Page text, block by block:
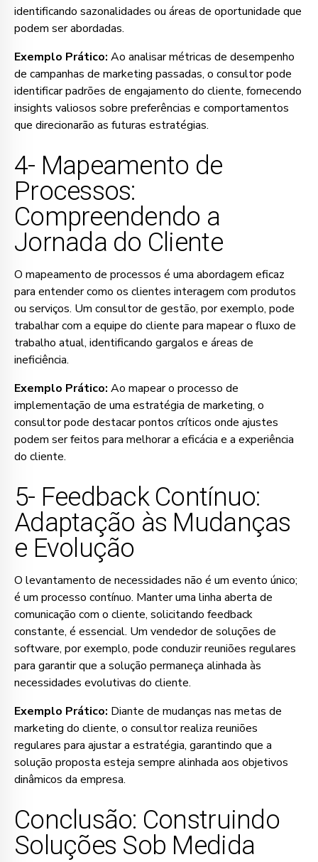
identificando sazonalidades ou áreas de oportunidade que
podem ser abordadas.
Exemplo Prático: Ao analisar métricas de desempenho
de campanhas de marketing passadas, o consultor pode
identificar padrões de engajamento do cliente, fornecendo
insights valiosos sobre preferências e comportamentos
que direcionarão as futuras estratégias.
4- Mapeamento de
Processos:
Compreendendo a
Jornada do Cliente
O mapeamento de processos é uma abordagem eficaz
para entender como os clientes interagem com produtos
ou serviços. Um consultor de gestão, por exemplo, pode
trabalhar com a equipe do cliente para mapear o fluxo de
trabalho atual, identificando gargalos e áreas de
ineficiência.
Exemplo Prático: Ao mapear o processo de
implementação de uma estratégia de marketing, o
consultor pode destacar pontos críticos onde ajustes
podem ser feitos para melhorar a eficácia e a experiência
do cliente.
5- Feedback Contínuo:
Adaptação às Mudanças
e Evolução
O levantamento de necessidades não é um evento único;
é um processo contínuo. Manter uma linha aberta de
comunicação com o cliente, solicitando feedback
constante, é essencial. Um vendedor de soluções de
software, por exemplo, pode conduzir reuniões regulares
para garantir que a solução permaneça alinhada às
necessidades evolutivas do cliente.
Exemplo Prático: Diante de mudanças nas metas de
marketing do cliente, o consultor realiza reuniões
regulares para ajustar a estratégia, garantindo que a
solução proposta esteja sempre alinhada aos objetivos
dinâmicos da empresa.
Conclusão: Construindo
Soluções Sob Medida